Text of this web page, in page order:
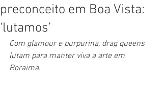
preconceito em Boa Vista:
‘lutamos’
Com glamour e purpurina, drag queens
lutam para manter viva a arte em
Roraima.